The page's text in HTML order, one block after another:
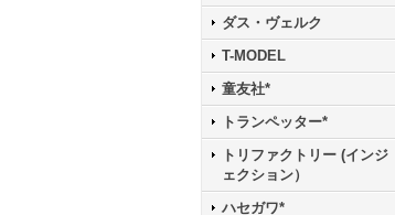
ダス・ヴェルク
T-MODEL
童友社*
トランペッター*
トリファクトリー (インジ
ェクション）
ハセガワ*